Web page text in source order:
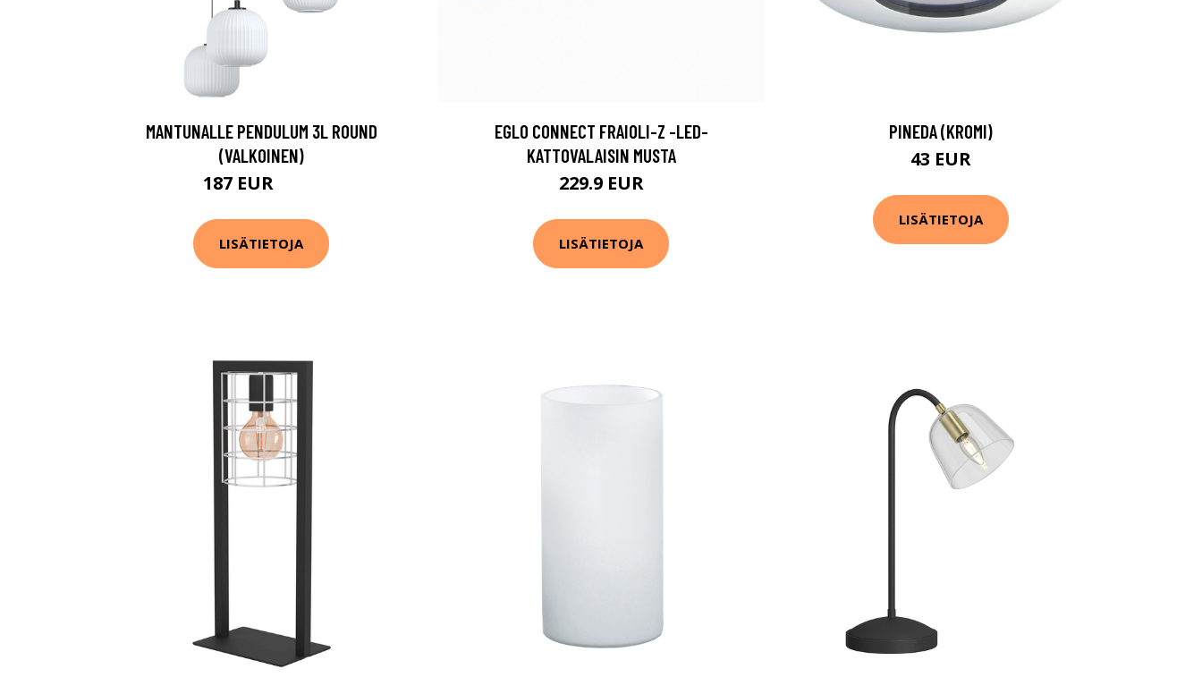
MANTUNALLE PENDULUM 3L ROUND
(VALKOINEN)
187 EUR
LISÄTIETOJA
EGLO CONNECT FRAIOLI-Z -LED-
KATTOVALAISIN MUSTA
229.9 EUR
LISÄTIETOJA
PINEDA (KROMI)
43 EUR
LISÄTIETOJA